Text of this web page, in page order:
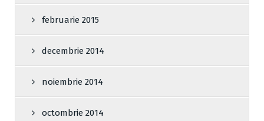
februarie 2015
decembrie 2014
noiembrie 2014
octombrie 2014